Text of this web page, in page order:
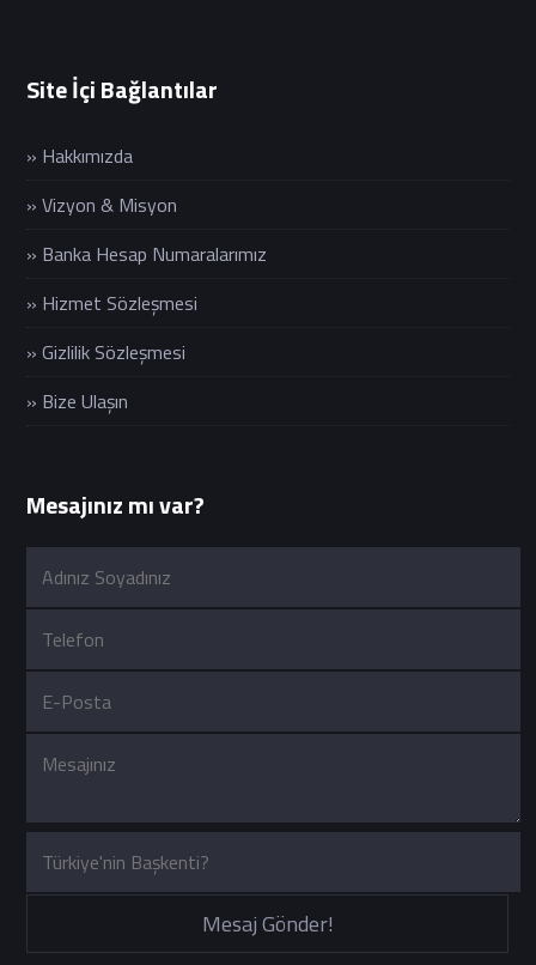
Site İçi Bağlantılar
» Hakkımızda
» Vizyon & Misyon
» Banka Hesap Numaralarımız
» Hizmet Sözleşmesi
» Gizlilik Sözleşmesi
» Bize Ulaşın
Mesajınız mı var?
Mesaj Gönder!